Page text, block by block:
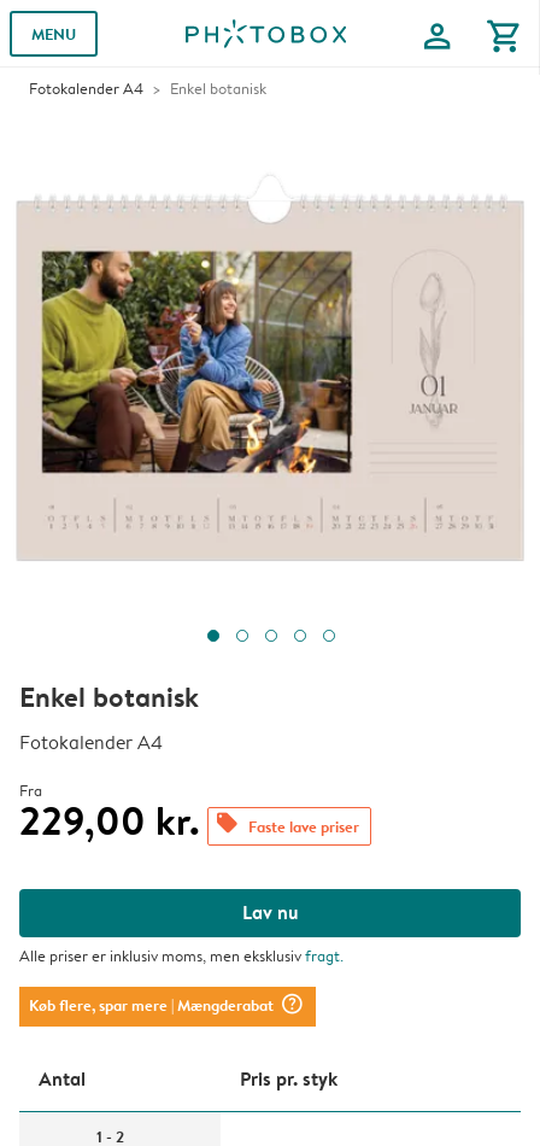
MENU profile shopping_cart
Fotokalender A4 Enkel botanisk
Enkel botanisk
Fotokalender A4
Fra
229,00 kr. offers Faste lave priser
Lav nu
Alle priser er inklusiv moms, men eksklusivfragt.
Køb flere, spar mere| Mængderabat question_mark_circle
Antal Pris pr. styk
1 - 2